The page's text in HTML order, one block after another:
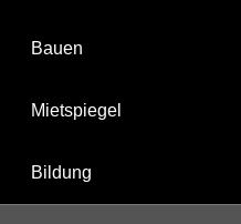
Bauen
Mietspiegel
Bildung